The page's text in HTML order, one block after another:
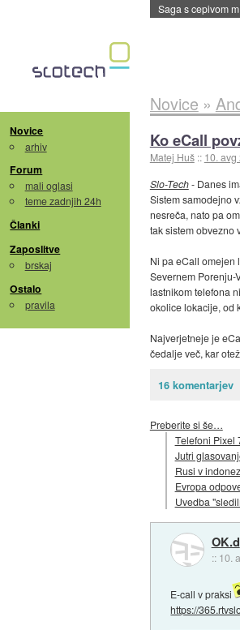
BMW v vozilih
Novice
arhiv
Forum
mali oglasi
teme zadnjih 24h
Članki
Zaposlitve
brskaj
Ostalo
pravila
Novice »
Ko eCall
Matej Huš :: 10. avg
Slo-Tech- Danes
Sistem samodejno
nesreča, nato pa
tak sistem obvezno
Ni pa eCall omejen
Severnem Porenju-
lastnikom telefona
okolice lokacije, od
Najverjetneje je
čedalje več, kar
16 komentarjev
Preberite si še…
Telefoni Pixel
Jutri
Rusi v
Evropa
Uvedba
OK.d
:: 10.
E-call v praksi
https://